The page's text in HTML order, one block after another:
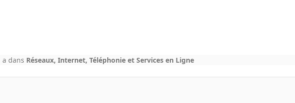
a dans Réseaux, Internet, Téléphonie et Services en Ligne